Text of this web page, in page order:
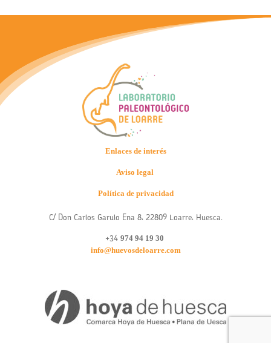
Enlaces de interés
Aviso legal
Política de privacidad
C/ Don Carlos Garulo Ena 8, 22809 Loarre, Huesca.
+34 974 94 19 30
info@huevosdeloarre.com